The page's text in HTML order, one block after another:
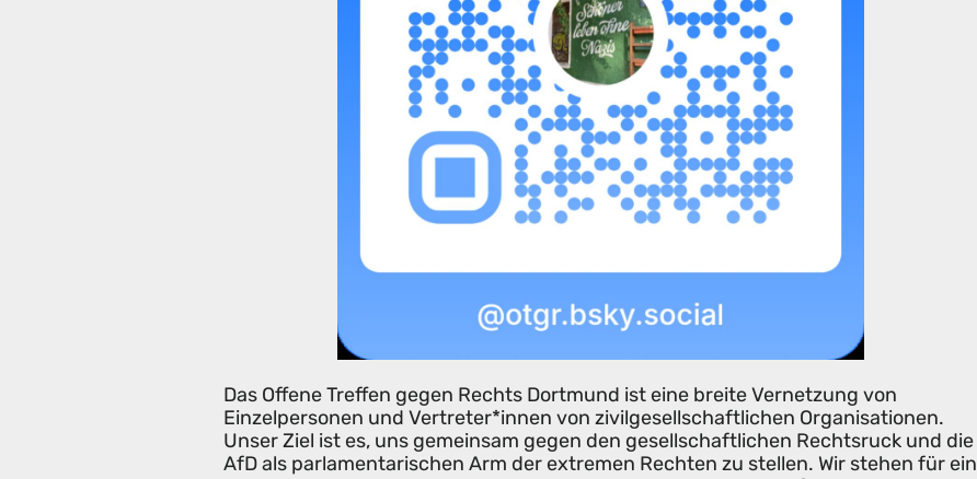
Das Offene Treffen gegen Rechts Dortmund ist eine breite Vernetzung von
Einzelpersonen und Vertreter*innen von zivilgesellschaftlichen Organisationen.
Unser Ziel ist es, uns gemeinsam gegen den gesellschaftlichen Rechtsruck und die
AfD als parlamentarischen Arm der extremen Rechten zu stellen. Wir stehen für ein